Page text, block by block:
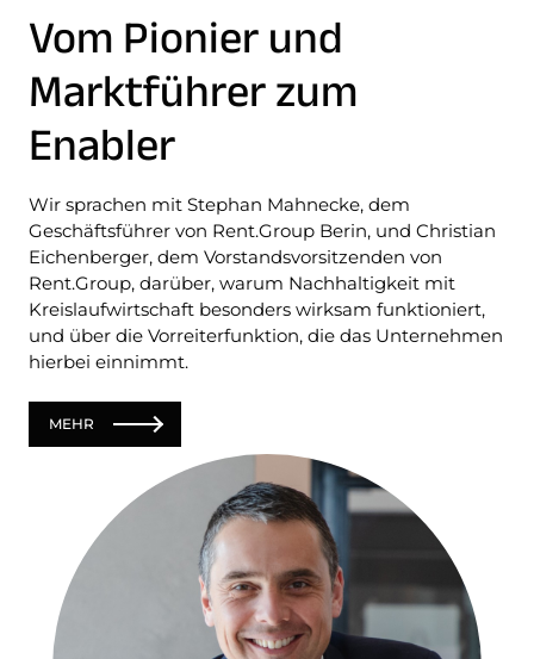
Vom Pionier und
Marktführer zum
Enabler
Wir sprachen mit Stephan Mahnecke, dem
Geschäftsführer von Rent.Group Berin, und Christian
Eichenberger, dem Vorstandsvorsitzenden von
Rent.Group, darüber, warum Nachhaltigkeit mit
Kreislaufwirtschaft besonders wirksam funktioniert,
und über die Vorreiterfunktion, die das Unternehmen
hierbei einnimmt.
MEHR